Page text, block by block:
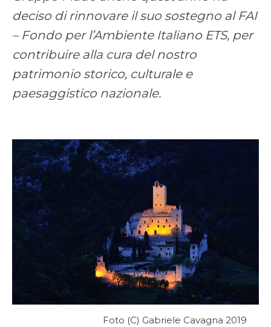
deciso di rinnovare il suo sostegno al FAI
– Fondo per l’Ambiente Italiano ETS, per
contribuire alla cura del nostro
patrimonio storico, culturale e
paesaggistico nazionale.
Foto (C) Gabriele Cavagna 2019